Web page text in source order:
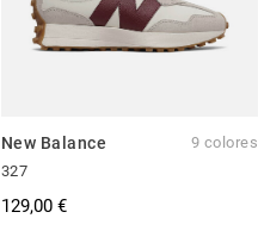
New Balance
9 colores
327
129,00 €